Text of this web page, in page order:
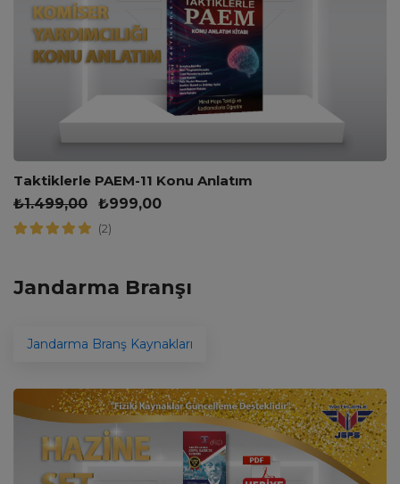
Taktiklerle PAEM-11 Konu Anlatım
₺1.499,00 ₺999,00
(2)
Jandarma Branşı
Jandarma Branş Kaynakları